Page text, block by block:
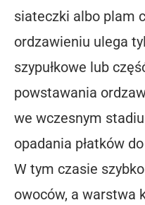
siateczki albo plam
ordzawieniu ulega
szypułkowe lub
powstawania
we wczesnym
opadania płatków
W tym czasie
owoców, a warstwa